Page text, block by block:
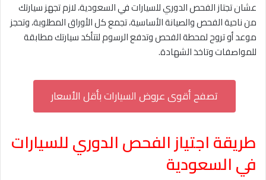
عشان تجتاز الفحص الدوري للسيارات في السعودية، لازم تجهز سيارتك
من ناحية الفحص والصيانة الأساسية، تجمع كل الأوراق المطلوبة، وتحجز
موعد أو تروح لمحطة الفحص وتدفع الرسوم لتتأكد سيارتك مطابقة
للمواصفات وتاخذ الشهادة.
تصفح أقوى عروض السيارات بأقل الأسعار
طريقة اجتياز الفحص الدوري للسيارات
في السعودية